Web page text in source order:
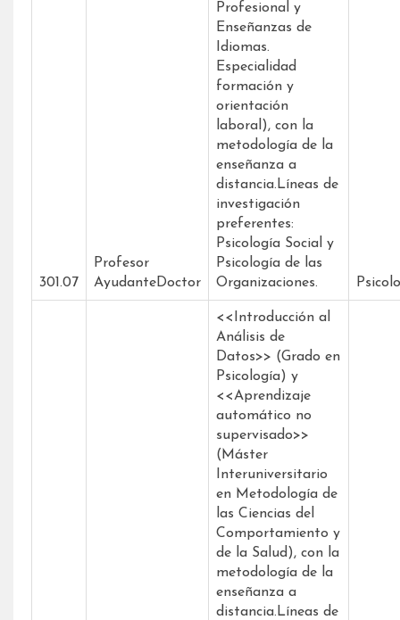
301.07
Profesor
AyudanteDoctor
Profesional y
Enseñanzas de
Idiomas.
Especialidad
formación y
orientación
laboral), con la
metodología de la
enseñanza a
distancia.Líneas de
investigación
preferentes:
Psicología Social y
Psicología de las
Organizaciones.
<<Introducción al
Análisis de
Datos>> (Grado en
Psicología) y
<<Aprendizaje
automático no
supervisado>>
(Máster
Interuniversitario
en Metodología de
las Ciencias del
Comportamiento y
de la Salud), con la
metodología de la
enseñanza a
distancia.Líneas de